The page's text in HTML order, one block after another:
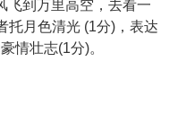
到万里高空，去看一
月色清光 (1分)，表达
情壮志(1分)。